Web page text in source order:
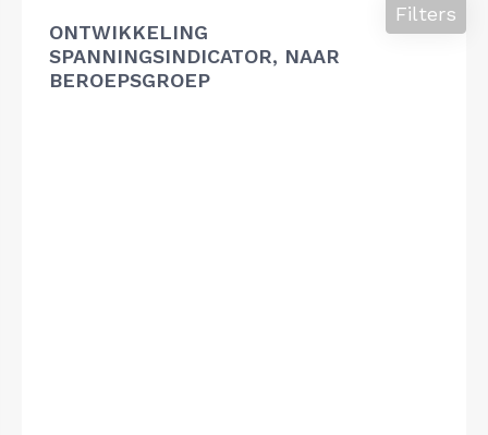
ONTWIKKELING
SPANNINGSINDICATOR, NAAR
BEROEPSGROEP
Filters